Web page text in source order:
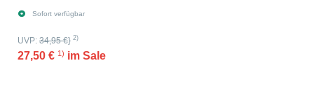
Sofort verfügbar
UVP: 34,95 €} 2)
27,50 € 1) im Sale